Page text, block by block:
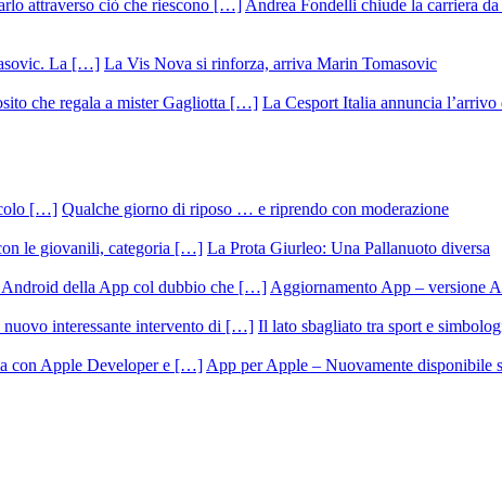
Andrea Fondelli chiude la carriera
La Vis Nova si rinforza, arriva Marin Tomasovic
La Cesport Italia annuncia
Qualche giorno di riposo … e riprendo con moderazione
La Prota Giurleo: Una Pallanuoto diversa
Aggiornamento App – versione
Il lato sbagliato tra sport e
App per Apple – Nuovamente disponibile